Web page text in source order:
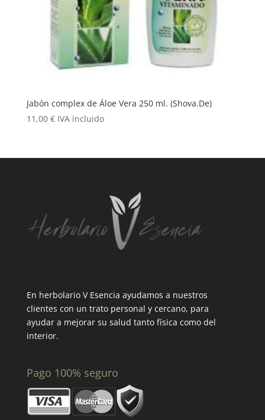
Jabón complex de Áloe Vera 250 ml. (Shova.De)
11,00 € IVA incluido
En herbolario V Esencia ayudamos a nuestros
clientes con un trato personal y cercano, para
ayudar a mejorar su salud tanto física como del
interior.
Pago 100% seguro